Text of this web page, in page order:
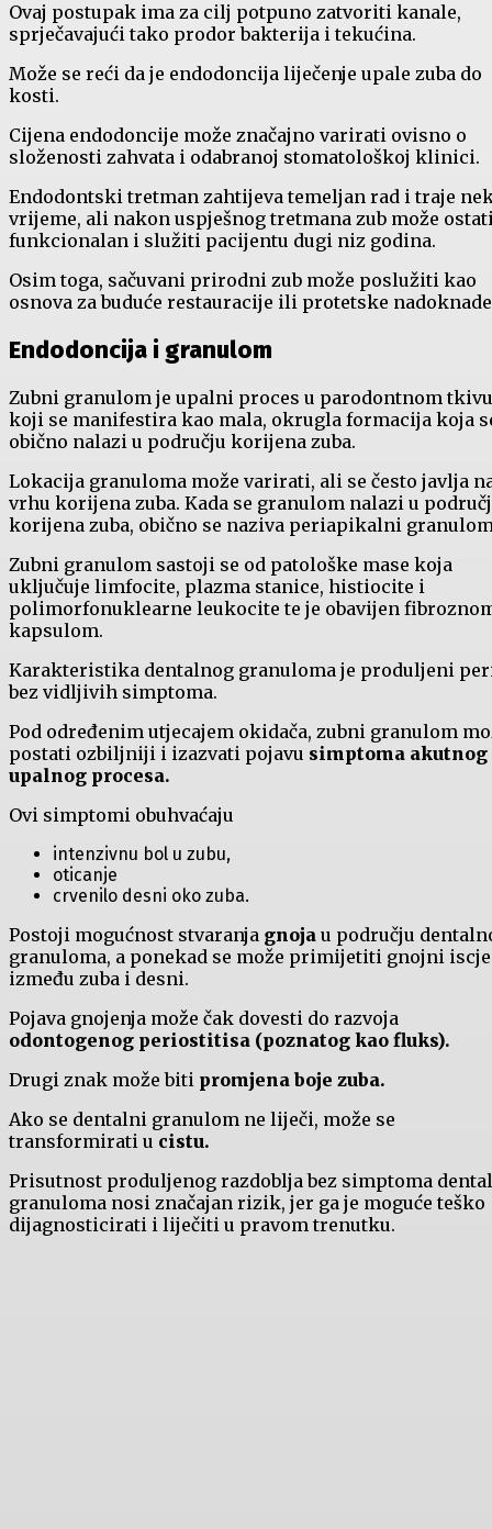
Ovaj postupak ima za cilj potpuno zatvoriti kanale,
sprječavajući tako prodor bakterija i tekućina.
Može se reći da je endodoncija liječenje upale zuba do
kosti.
Cijena endodoncije može značajno varirati ovisno o
složenosti zahvata i odabranoj stomatološkoj klinici.
Endodontski tretman zahtijeva temeljan rad i traje
vrijeme, ali nakon uspješnog tretmana zub može
funkcionalan i služiti pacijentu dugi niz godina.
Osim toga, sačuvani prirodni zub može poslužiti kao
osnova za buduće restauracije ili protetske
Endodoncija i granulom
Zubni granulom je upalni proces u parodontnom tkivu
koji se manifestira kao mala, okrugla formacija koja
obično nalazi u području korijena zuba.
Lokacija granuloma može varirati, ali se često javlja
vrhu korijena zuba. Kada se granulom nalazi u
korijena zuba, obično se naziva periapikalni
Zubni granulom sastoji se od patološke mase koja
uključuje limfocite, plazma stanice, histiocite i
polimorfonuklearne leukocite te je obavijen
kapsulom.
Karakteristika dentalnog granuloma je produljeni
bez vidljivih simptoma.
Pod određenim utjecajem okidača, zubni granulom
postati ozbiljniji i izazvati pojavu simptoma akutnog
upalnog procesa.
Ovi simptomi obuhvaćaju
intenzivnu bol u zubu,
oticanje
crvenilo desni oko zuba.
Postoji mogućnost stvaranja gnoja u području
granuloma, a ponekad se može primijetiti gnojni
između zuba i desni.
Pojava gnojenja može čak dovesti do razvoja
odontogenog periostitisa (poznatog kao fluks).
Drugi znak može biti promjena boje zuba.
Ako se dentalni granulom ne liječi, može se
transformirati u cistu.
Prisutnost produljenog razdoblja bez simptoma
granuloma nosi značajan rizik, jer ga je moguće teško
dijagnosticirati i liječiti u pravom trenutku.